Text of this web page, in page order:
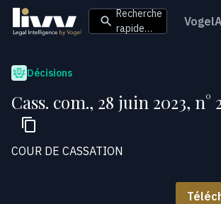
Recherche
rapide…
Décisions
Cass. com., 28 juin 2023, n°
COUR DE CASSATION